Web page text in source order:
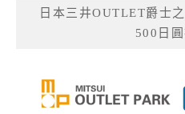
日本三井OUTLET爵士
500日